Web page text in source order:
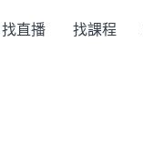
找直播 找課程